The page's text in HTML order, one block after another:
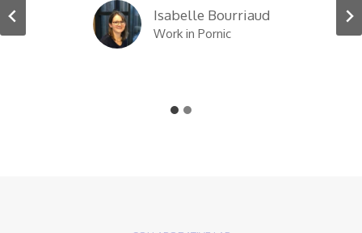
Françoise Contou
Pépinière d’Entreprises La Roche sur